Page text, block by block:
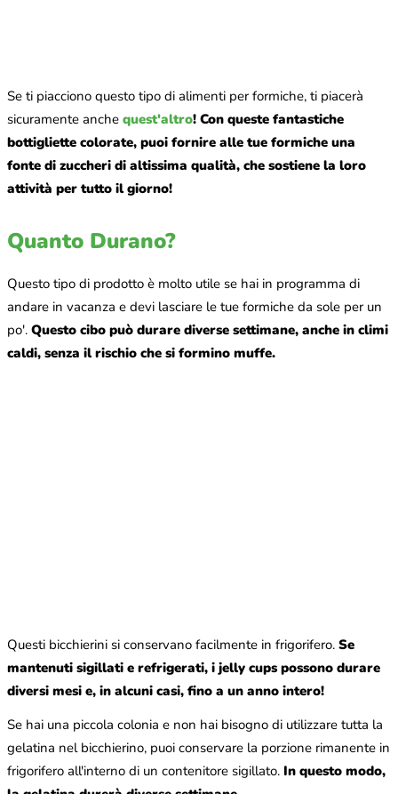
Se ti piacciono questo tipo di alimenti per formiche, ti piacerà
sicuramente anche quest'altro! Con queste fantastiche
bottigliette colorate, puoi fornire alle tue formiche una
fonte di zuccheri di altissima qualità, che sostiene la loro
attività per tutto il giorno!
Quanto Durano?
Questo tipo di prodotto è molto utile se hai in programma di
andare in vacanza e devi lasciare le tue formiche da sole per un
po'. Questo cibo può durare diverse settimane, anche in climi
caldi, senza il rischio che si formino muffe.
Questi bicchierini si conservano facilmente in frigorifero. Se
mantenuti sigillati e refrigerati, i jelly cups possono durare
diversi mesi e, in alcuni casi, fino a un anno intero!
Se hai una piccola colonia e non hai bisogno di utilizzare tutta la
gelatina nel bicchierino, puoi conservare la porzione rimanente in
frigorifero all'interno di un contenitore sigillato. In questo modo,